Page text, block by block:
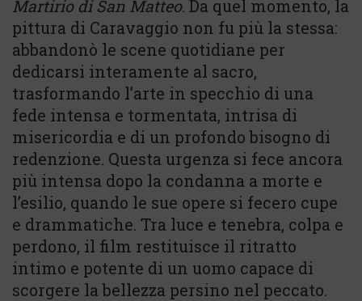
Martirio di San Matteo. Da quel momento, la
pittura di Caravaggio non fu più la stessa:
abbandonò le scene quotidiane per
dedicarsi interamente al sacro,
trasformando l’arte in specchio di una
fede intensa e tormentata, intrisa di
misericordia e di un profondo bisogno di
redenzione. Questa urgenza si fece ancora
più intensa dopo la condanna a morte e
l’esilio, quando le sue opere si fecero cupe
e drammatiche. Tra luce e tenebra, colpa e
perdono, il film restituisce il ritratto
intimo e potente di un uomo capace di
scorgere la bellezza persino nel peccato.